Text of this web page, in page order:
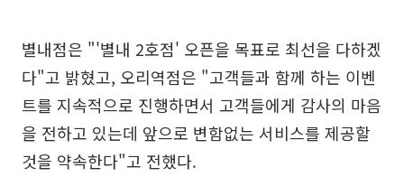
별내점은 "'별내 2호점' 오픈을 목표로 최선을 다하겠
다"고 밝혔고, 오리역점은 "고객들과 함께 하는 이벤
트를 지속적으로 진행하면서 고객들에게 감사의 마음
을 전하고 있는데 앞으로 변함없는 서비스를 제공할
것을 약속한다"고 전했다.